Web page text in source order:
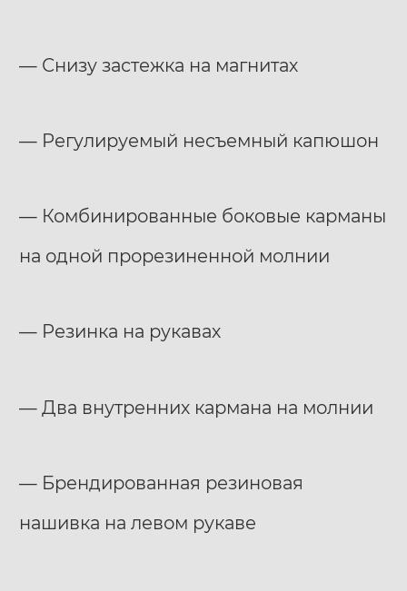
— Снизу застежка на магнитах
— Регулируемый несъемный капюшон
— Комбинированные боковые карманы
на одной прорезиненной молнии
— Резинка на рукавах
— Два внутренних кармана на молнии
— Брендированная резиновая
нашивка на левом рукаве